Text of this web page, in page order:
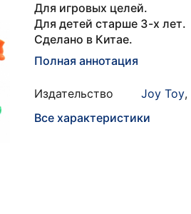
Для игровых целей.
Для детей старше 3-х лет.
Сделано в Китае.
Полная аннотация
Издательство Joy Toy,
Все характеристики